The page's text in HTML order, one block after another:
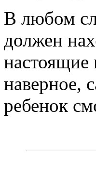
В любом
должен
настоящие
наверное,
ребенок